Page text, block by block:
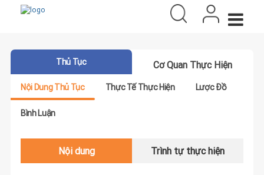
Thủ Tục Cơ Quan Thực Hiện
Nội Dung Thủ Tục Thực Tế Thực Hiện Lược Đồ
Bình Luận
Nội dung Trình tự thực hiện